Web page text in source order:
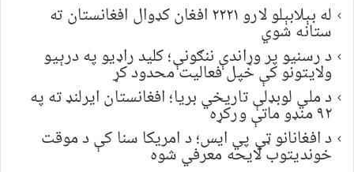
له بېلابېلو لارو ۲۲۲۱ افغان کډوال افغانستان ته
ستانه شوي
د رسنیو پر وړاندې ننګونې؛ کلید راډیو په درېیو
ولایتونو کې خپل فعالیت محدود کړ
د ملي لوبډلې تاریخي بریا؛ افغانستان ایرلنډ ته په
۹۲ منډو ماتې ورکړه
د افغانانو ټي پي ایس؛ د امریکا سنا کې د موقت
خونديتوب لایحه معرفي شوه